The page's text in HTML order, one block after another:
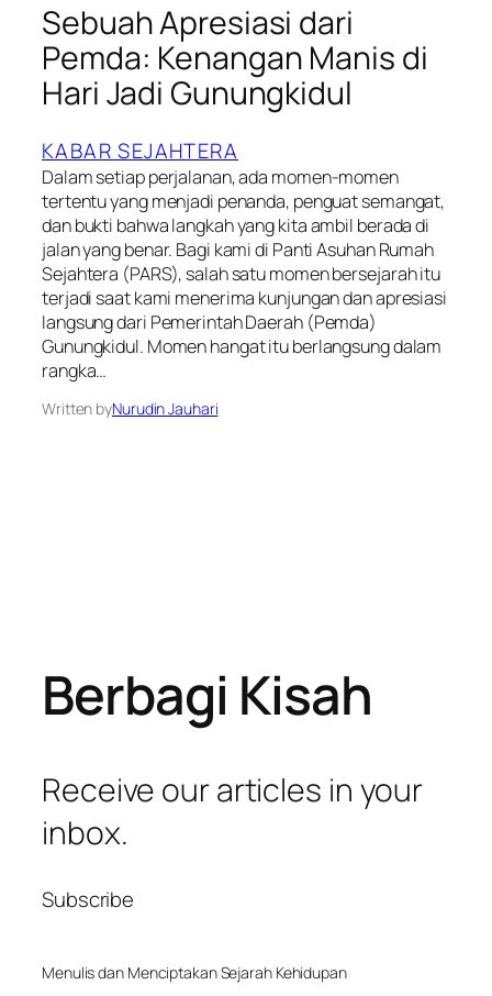
Sebuah Apresiasi dari
Pemda: Kenangan Manis di
Hari Jadi Gunungkidul
KABAR SEJAHTERA
Dalam setiap perjalanan, ada momen-momen
tertentu yang menjadi penanda, penguat semangat,
dan bukti bahwa langkah yang kita ambil berada di
jalan yang benar. Bagi kami di Panti Asuhan Rumah
Sejahtera (PARS), salah satu momen bersejarah itu
terjadi saat kami menerima kunjungan dan apresiasi
langsung dari Pemerintah Daerah (Pemda)
Gunungkidul. Momen hangat itu berlangsung dalam
rangka…
Written byNurudin Jauhari
Berbagi Kisah
Receive our articles in your
inbox.
Subscribe
Menulis dan Menciptakan Sejarah Kehidupan